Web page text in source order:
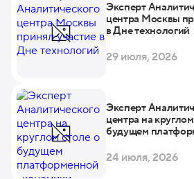
Эксперт
центра Москвы
в Дне технологий
29 июля, 2026
Эксперт
центра на
будущем
24 июля, 2026